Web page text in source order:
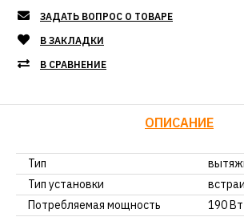
ЗАДАТЬ ВОПРОС О ТОВАРЕ
В ЗАКЛАДКИ
В СРАВНЕНИЕ
ОПИСАНИЕ
Тип
Тип установки
Потребляемая мощность
190 Вт